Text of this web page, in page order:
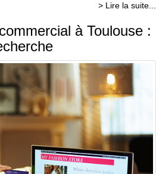
> Lire la suite...
à Toulouse :